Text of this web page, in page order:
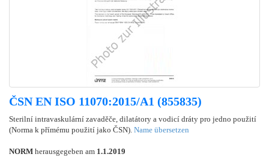
ČSN EN ISO 11070:2015/A1 (855835)
Sterilní intravaskulární zavaděče, dilatátory a vodicí dráty pro jedno použití
(Norma k přímému použití jako ČSN). Name übersetzen
NORM herausgegeben am 1.1.2019